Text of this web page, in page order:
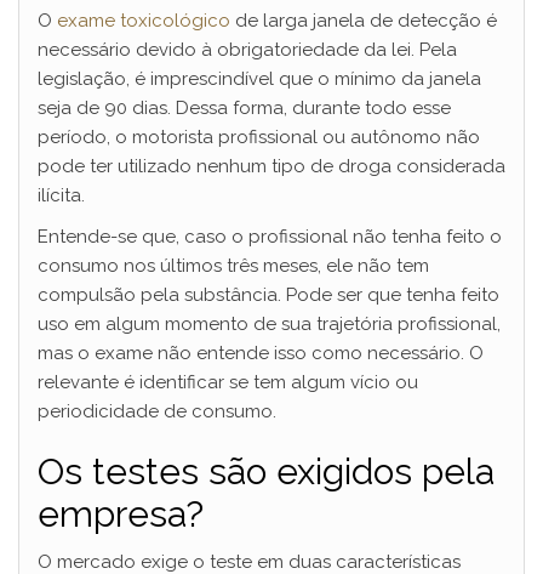
O exame toxicológico de larga janela de detecção é
necessário devido à obrigatoriedade da lei. Pela
legislação, é imprescindível que o mínimo da janela
seja de 90 dias. Dessa forma, durante todo esse
período, o motorista profissional ou autônomo não
pode ter utilizado nenhum tipo de droga considerada
ilícita.
Entende-se que, caso o profissional não tenha feito o
consumo nos últimos três meses, ele não tem
compulsão pela substância. Pode ser que tenha feito
uso em algum momento de sua trajetória profissional,
mas o exame não entende isso como necessário. O
relevante é identificar se tem algum vício ou
periodicidade de consumo.
Os testes são exigidos pela
empresa?
O mercado exige o teste em duas características